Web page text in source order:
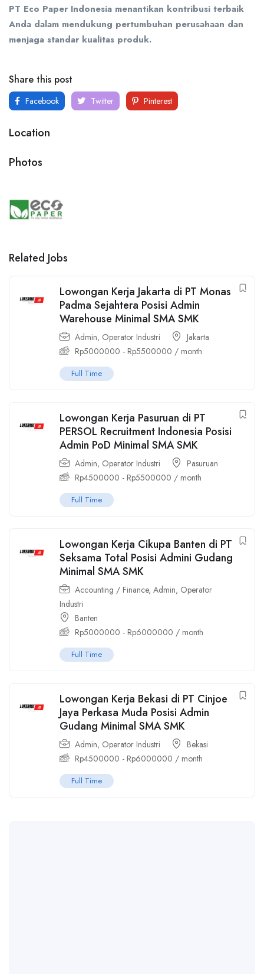
PT Eco Paper Indonesia menantikan kontribusi terbaik
Anda dalam mendukung pertumbuhan perusahaan dan
menjaga standar kualitas produk.
Share this post
Facebook Twitter Pinterest
Location
Photos
Related Jobs
Lowongan Kerja Jakarta di PT Monas
Padma Sejahtera Posisi Admin
Warehouse Minimal SMA SMK
Admin, Operator Industri
Jakarta
Rp5000000 - Rp5500000 / month
Full Time
Lowongan Kerja Pasuruan di PT
PERSOL Recruitment Indonesia Posisi
Admin PoD Minimal SMA SMK
Admin, Operator Industri
Pasuruan
Rp4500000 - Rp5500000 / month
Full Time
Lowongan Kerja Cikupa Banten di PT
Seksama Total Posisi Admini Gudang
Minimal SMA SMK
Accounting / Finance, Admin, Operator
Industri
Banten
Rp5000000 - Rp6000000 / month
Full Time
Lowongan Kerja Bekasi di PT Cinjoe
Jaya Perkasa Muda Posisi Admin
Gudang Minimal SMA SMK
Admin, Operator Industri
Bekasi
Rp4500000 - Rp6000000 / month
Full Time